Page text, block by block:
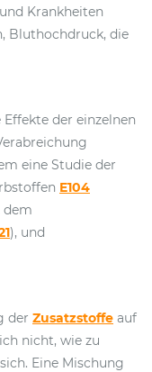
Krankheiten
Bluthochdruck, die
der einzelnen
eine Studie der
E104
dem
), und
der Zusatzstoffe auf
nicht, wie zu
Eine Mischung